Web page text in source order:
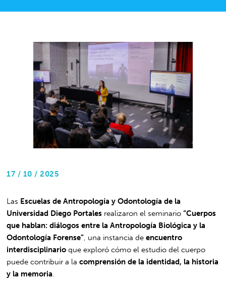
17 / 10 / 2025
Las Escuelas de Antropología y Odontología de la
Universidad Diego Portales realizaron el seminario“Cuerpos
que hablan: diálogos entre la Antropología Biológica y la
Odontología Forense” , una instancia deencuentro
interdisciplinario que exploró cómo el estudio del cuerpo
puede contribuir a lacomprensión de la identidad, la historia
y la memoria